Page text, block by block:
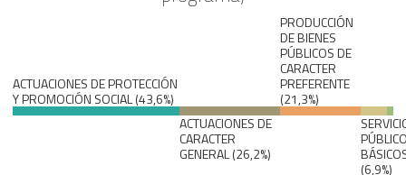
ACTUACIONES DE PROTECCIÓN
Y PROMOCIÓN SOCIAL (43,6%)
PRODUCCIÓN
DE BIENES
PÚBLICOS DE
CARACTER
PREFERENTE
(21,3%)
ACTUACIONES DE
CARACTER
GENERAL (26,2%)
(6,9%)